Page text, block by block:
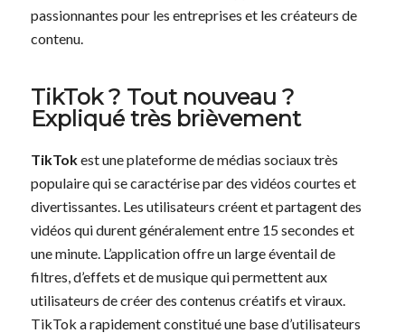
passionnantes pour les entreprises et les créateurs de
contenu.
TikTok ? Tout nouveau ?
Expliqué très brièvement
TikTokest une plateforme de médias sociaux très
populaire qui se caractérise par des vidéos courtes et
divertissantes. Les utilisateurs créent et partagent des
vidéos qui durent généralement entre 15 secondes et
une minute. L’application offre un large éventail de
filtres, d’effets et de musique qui permettent aux
utilisateurs de créer des contenus créatifs et viraux.
TikTok a rapidement constitué une base d’utilisateurs